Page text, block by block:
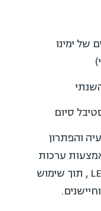
של ימינו
סיום
והפתרון
ערכות
LEGO Education SPIKE / WeDo , תוך שימוש